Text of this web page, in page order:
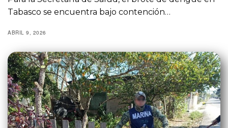
Tabasco se encuentra bajo contención…
ABRIL 9, 2026